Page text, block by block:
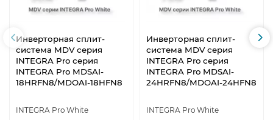
Инверторная сплит-
система MDV серия
INTEGRA Pro серия
INTEGRA Pro MDSAI-
18HRFN8/MDOAI-18HFN8
INTEGRA Pro White
Инверторная сплит-
система MDV серия
INTEGRA Pro серия
INTEGRA Pro MDSAI-
24HRFN8/MDOAI-24HFN8
INTEGRA Pro White